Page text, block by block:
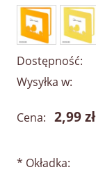
Dostępność:
Wysyłka w:
Cena: 2,99 zł
* Okładka: